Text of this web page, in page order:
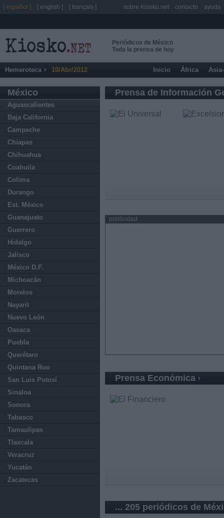
Periódicos de México
Toda la prensa de hoy
Hemeroteca 10/Abr/2012 Inicio África
México
Aguascalientes
Baja California
Campeche
Chiapas
Chihuahua
Coahuila
Colima
Durango
Est. México
Guanajuato
Guerrero
Hidalgo
Jalisco
México D.F.
Michoacán
Morelos
Nayarit
Nuevo León
Oaxaca
Puebla
Querétaro
Quintana Roo
San Luis Potosí
Sinaloa
Sonora
Tabasco
Tamaulipas
Tlaxcala
Veracruz
Yucatán
Zacatecas
Prensa de Información
publicidad
Prensa Económica
... 205 periódicos de
[ español ] [ english ] [ français ] sobre Kiosko.net contacto ayuda